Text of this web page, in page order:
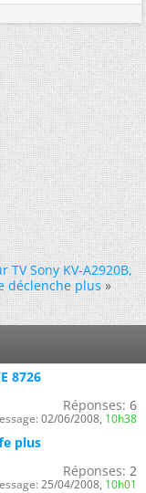
Sony KV-A2920B,
déclenche plus »
8726
Réponses: 6
02/06/2008, 10h38
plus
Réponses: 2
25/04/2008, 10h01